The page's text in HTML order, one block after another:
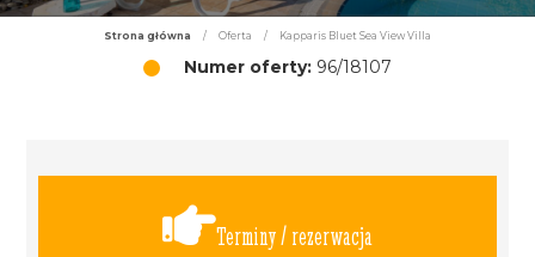
Strona główna / Oferta / Kapparis Bluet Sea View Villa
Numer oferty: 96/18107
Terminy / rezerwacja